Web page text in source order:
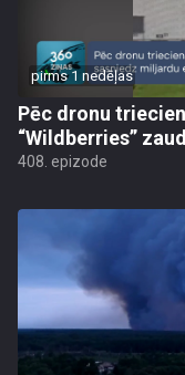
pirms 1 nedēļas
Pēc dronu
“Wildberries”
408. epizode